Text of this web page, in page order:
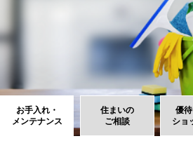
お手入れ・
メンテナンス
住まいの
ご相談
優
ショ